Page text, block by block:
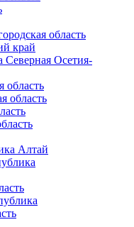
область
край
Северная Осетия-
область
область
Алтай